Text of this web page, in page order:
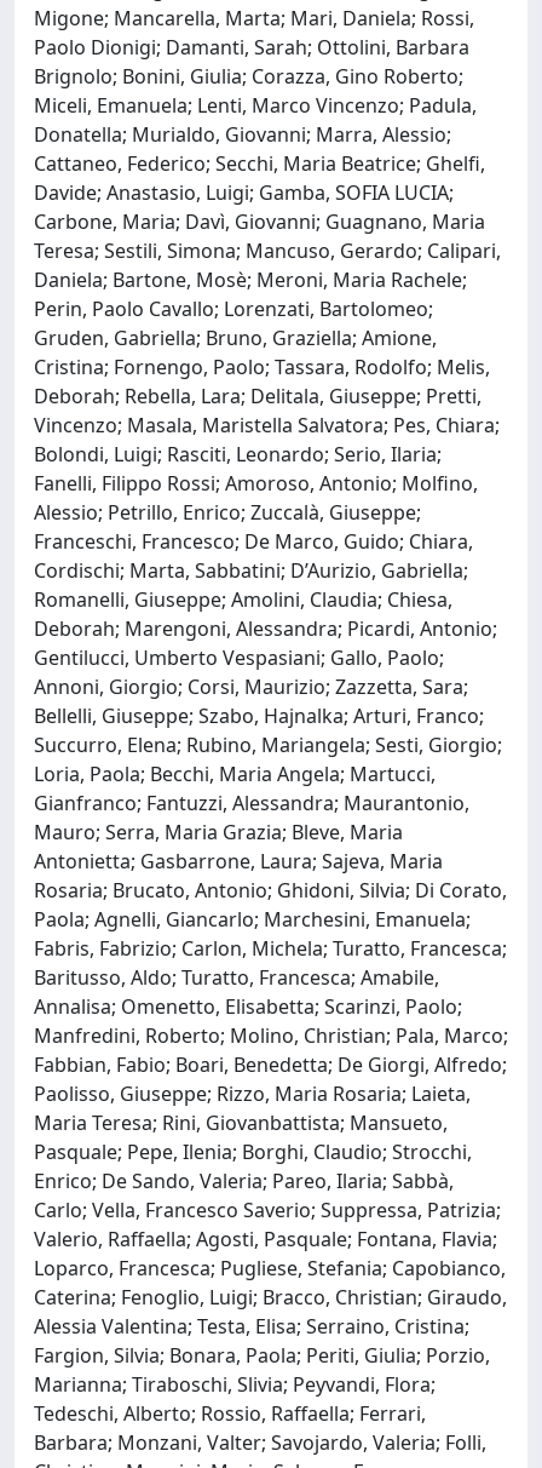
Migone; Mancarella, Marta; Mari, Daniela; Rossi,
Paolo Dionigi; Damanti, Sarah; Ottolini, Barbara
Brignolo; Bonini, Giulia; Corazza, Gino Roberto;
Miceli, Emanuela; Lenti, Marco Vincenzo; Padula,
Donatella; Murialdo, Giovanni; Marra, Alessio;
Cattaneo, Federico; Secchi, Maria Beatrice; Ghelfi,
Davide; Anastasio, Luigi; Gamba, SOFIA LUCIA;
Carbone, Maria; Davì, Giovanni; Guagnano, Maria
Teresa; Sestili, Simona; Mancuso, Gerardo; Calipari,
Daniela; Bartone, Mosè; Meroni, Maria Rachele;
Perin, Paolo Cavallo; Lorenzati, Bartolomeo;
Gruden, Gabriella; Bruno, Graziella; Amione,
Cristina; Fornengo, Paolo; Tassara, Rodolfo; Melis,
Deborah; Rebella, Lara; Delitala, Giuseppe; Pretti,
Vincenzo; Masala, Maristella Salvatora; Pes, Chiara;
Bolondi, Luigi; Rasciti, Leonardo; Serio, Ilaria;
Fanelli, Filippo Rossi; Amoroso, Antonio; Molfino,
Alessio; Petrillo, Enrico; Zuccalà, Giuseppe;
Franceschi, Francesco; De Marco, Guido; Chiara,
Cordischi; Marta, Sabbatini; D’Aurizio, Gabriella;
Romanelli, Giuseppe; Amolini, Claudia; Chiesa,
Deborah; Marengoni, Alessandra; Picardi, Antonio;
Gentilucci, Umberto Vespasiani; Gallo, Paolo;
Annoni, Giorgio; Corsi, Maurizio; Zazzetta, Sara;
Bellelli, Giuseppe; Szabo, Hajnalka; Arturi, Franco;
Succurro, Elena; Rubino, Mariangela; Sesti, Giorgio;
Loria, Paola; Becchi, Maria Angela; Martucci,
Gianfranco; Fantuzzi, Alessandra; Maurantonio,
Mauro; Serra, Maria Grazia; Bleve, Maria
Antonietta; Gasbarrone, Laura; Sajeva, Maria
Rosaria; Brucato, Antonio; Ghidoni, Silvia; Di Corato,
Paola; Agnelli, Giancarlo; Marchesini, Emanuela;
Fabris, Fabrizio; Carlon, Michela; Turatto, Francesca;
Baritusso, Aldo; Turatto, Francesca; Amabile,
Annalisa; Omenetto, Elisabetta; Scarinzi, Paolo;
Manfredini, Roberto; Molino, Christian; Pala, Marco;
Fabbian, Fabio; Boari, Benedetta; De Giorgi, Alfredo;
Paolisso, Giuseppe; Rizzo, Maria Rosaria; Laieta,
Maria Teresa; Rini, Giovanbattista; Mansueto,
Pasquale; Pepe, Ilenia; Borghi, Claudio; Strocchi,
Enrico; De Sando, Valeria; Pareo, Ilaria; Sabbà,
Carlo; Vella, Francesco Saverio; Suppressa, Patrizia;
Valerio, Raffaella; Agosti, Pasquale; Fontana, Flavia;
Loparco, Francesca; Pugliese, Stefania; Capobianco,
Caterina; Fenoglio, Luigi; Bracco, Christian; Giraudo,
Alessia Valentina; Testa, Elisa; Serraino, Cristina;
Fargion, Silvia; Bonara, Paola; Periti, Giulia; Porzio,
Marianna; Tiraboschi, Slivia; Peyvandi, Flora;
Tedeschi, Alberto; Rossio, Raffaella; Ferrari,
Barbara; Monzani, Valter; Savojardo, Valeria; Folli,